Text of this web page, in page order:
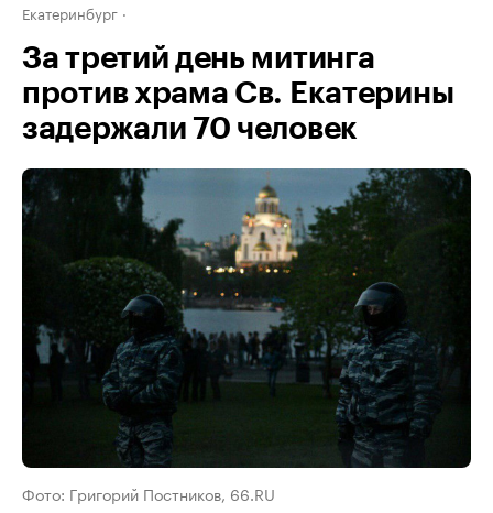
Екатеринбург
За третий день митинга
против храма Св. Екатерины
задержали 70 человек
Фото: Григорий Постников, 66.RU